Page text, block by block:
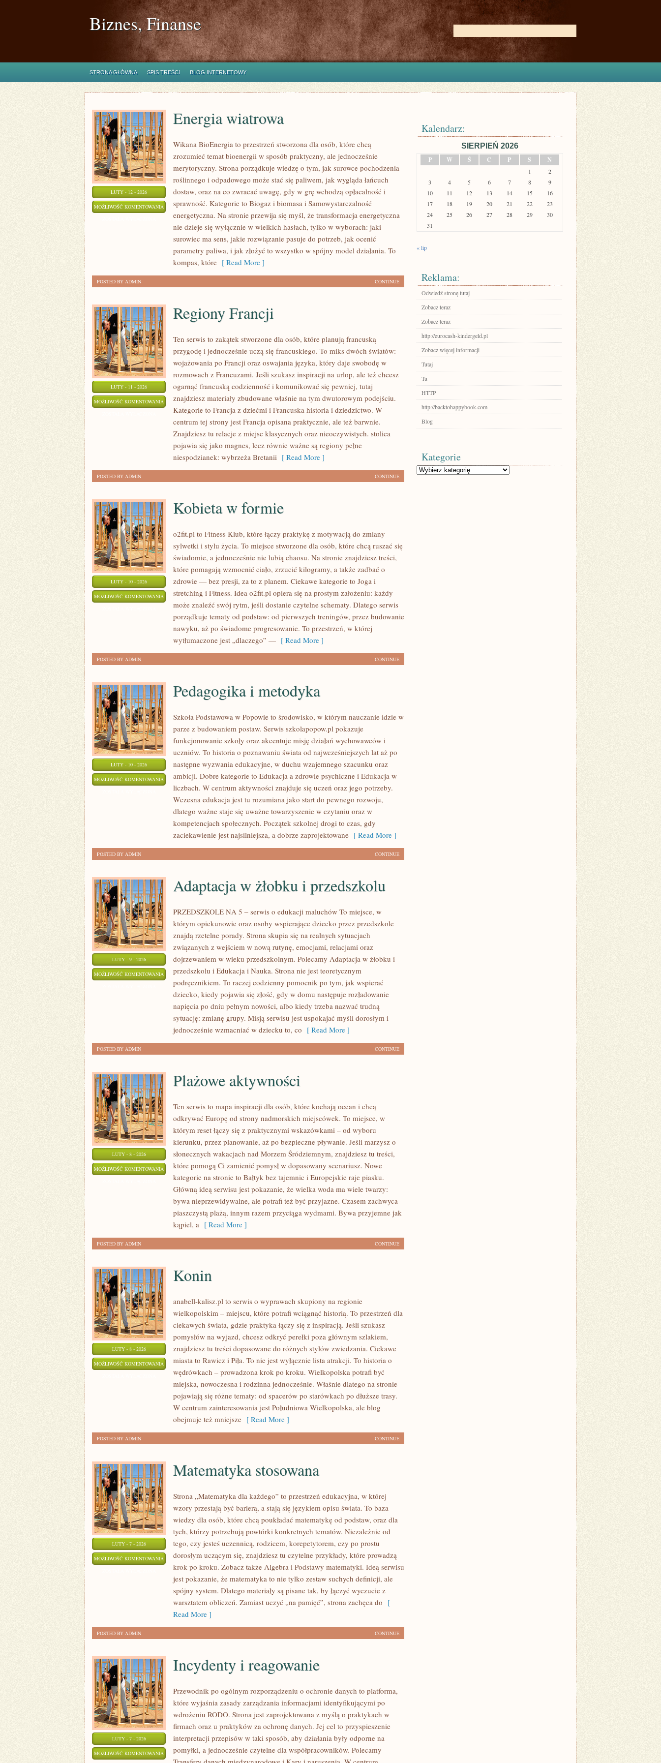
Biznes, Finanse
STRONA GŁÓWNA SPIS TREŚCI BLOG INTERNETOWY
LUTY - 12 - 2026
MOŻLIWOŚĆ KOMENTOWANIA ENERGIA
WIATROWA
Energia wiatrowa
Wikana BioEnergia to przestrzeń stworzona dla osób, które chcą
zrozumieć temat bioenergii w sposób praktyczny, ale jednocześnie
merytoryczny. Strona porządkuje wiedzę o tym, jak surowce pochodzenia
roślinnego i odpadowego może stać się paliwem, jak wygląda łańcuch
dostaw, oraz na co zwracać uwagę, gdy w grę wchodzą opłacalność i
sprawność. Kategorie to Biogaz i biomasa i Samowystarczalność
energetyczna. Na stronie przewija się myśl, że transformacja energetyczna
nie dzieje się wyłącznie w wielkich hasłach, tylko w wyborach: jaki
surowiec ma sens, jakie rozwiązanie pasuje do potrzeb, jak ocenić
parametry paliwa, i jak złożyć to wszystko w spójny model działania. To
kompas, które [ Read More ]
CONTINUE
POSTED BY ADMIN
LUTY - 11 - 2026
MOŻLIWOŚĆ KOMENTOWANIA REGIONY
FRANCJI
Regiony Francji
Ten serwis to zakątek stworzone dla osób, które planują francuską
przygodę i jednocześnie uczą się francuskiego. To miks dwóch światów:
wojażowania po Francji oraz oswajania języka, który daje swobodę w
rozmowach z Francuzami. Jeśli szukasz inspiracji na urlop, ale też chcesz
ogarnąć francuską codzienność i komunikować się pewniej, tutaj
znajdziesz materiały zbudowane właśnie na tym dwutorowym podejściu.
Kategorie to Francja z dziećmi i Francuska historia i dziedzictwo. W
centrum tej strony jest Francja opisana praktycznie, ale też barwnie.
Znajdziesz tu relacje z miejsc klasycznych oraz nieoczywistych. stolica
pojawia się jako magnes, lecz równie ważne są regiony pełne
niespodzianek: wybrzeża Bretanii [ Read More ]
CONTINUE
POSTED BY ADMIN
LUTY - 10 - 2026
MOŻLIWOŚĆ KOMENTOWANIA KOBIETA
FORMIE
Kobieta w formie
o2fit.pl to Fitness Klub, które łączy praktykę z motywacją do zmiany
sylwetki i stylu życia. To miejsce stworzone dla osób, które chcą ruszać się
świadomie, a jednocześnie nie lubią chaosu. Na stronie znajdziesz treści,
które pomagają wzmocnić ciało, zrzucić kilogramy, a także zadbać o
zdrowie — bez presji, za to z planem. Ciekawe kategorie to Joga i
stretching i Fitness. Idea o2fit.pl opiera się na prostym założeniu: każdy
może znaleźć swój rytm, jeśli dostanie czytelne schematy. Dlatego serwis
porządkuje tematy od podstaw: od pierwszych treningów, przez budowanie
nawyku, aż po świadome progresowanie. To przestrzeń, w której
wytłumaczone jest „dlaczego” — [ Read More ]
CONTINUE
POSTED BY ADMIN
LUTY - 10 - 2026
MOŻLIWOŚĆ KOMENTOWANIA PEDAGOGIKA
METODYKA
Pedagogika i metodyka
Szkoła Podstawowa w Popowie to środowisko, w którym nauczanie idzie w
parze z budowaniem postaw. Serwis szkolapopow.pl pokazuje
funkcjonowanie szkoły oraz akcentuje misję działań wychowawców i
uczniów. To historia o poznawaniu świata od najwcześniejszych lat aż po
następne wyzwania edukacyjne, w duchu wzajemnego szacunku oraz
ambicji. Dobre kategorie to Edukacja a zdrowie psychiczne i Edukacja w
liczbach. W centrum aktywności znajduje się uczeń oraz jego potrzeby.
Wczesna edukacja jest tu rozumiana jako start do pewnego rozwoju,
dlatego ważne staje się uważne towarzyszenie w czytaniu oraz w
kompetencjach społecznych. Początek szkolnej drogi to czas, gdy
zaciekawienie jest najsilniejsza, a dobrze zaprojektowane [ Read More ]
CONTINUE
POSTED BY ADMIN
LUTY - 9 - 2026
MOŻLIWOŚĆ KOMENTOWANIA ADAPTACJA
ŻŁOBKU
PRZEDSZKOLU
Adaptacja w żłobku i przedszkolu
PRZEDSZKOLE NA 5 – serwis o edukacji maluchów To miejsce, w
którym opiekunowie oraz osoby wspierające dziecko przez przedszkole
znajdą rzetelne porady. Strona skupia się na realnych sytuacjach
związanych z wejściem w nową rutynę, emocjami, relacjami oraz
dojrzewaniem w wieku przedszkolnym. Polecamy Adaptacja w żłobku i
przedszkolu i Edukacja i Nauka. Strona nie jest teoretycznym
podręcznikiem. To raczej codzienny pomocnik po tym, jak wspierać
dziecko, kiedy pojawia się złość, gdy w domu następuje rozładowanie
napięcia po dniu pełnym nowości, albo kiedy trzeba nazwać trudną
sytuację: zmianę grupy. Misją serwisu jest uspokajać myśli dorosłym i
jednocześnie wzmacniać w dziecku to, co [ Read More ]
CONTINUE
POSTED BY ADMIN
LUTY - 8 - 2026
MOŻLIWOŚĆ KOMENTOWANIA PLAŻOWE
AKTYWNOŚCI
Plażowe aktywności
Ten serwis to mapa inspiracji dla osób, które kochają ocean i chcą
odkrywać Europę od strony nadmorskich miejscówek. To miejsce, w
którym reset łączy się z praktycznymi wskazówkami – od wyboru
kierunku, przez planowanie, aż po bezpieczne pływanie. Jeśli marzysz o
słonecznych wakacjach nad Morzem Śródziemnym, znajdziesz tu treści,
które pomogą Ci zamienić pomysł w dopasowany scenariusz. Nowe
kategorie na stronie to Bałtyk bez tajemnic i Europejskie raje piasku.
Główną ideą serwisu jest pokazanie, że wielka woda ma wiele twarzy:
bywa nieprzewidywalne, ale potrafi też być przyjazne. Czasem zachwyca
piaszczystą plażą, innym razem przyciąga wydmami. Bywa przyjemne jak
kąpiel, a [ Read More ]
CONTINUE
POSTED BY ADMIN
LUTY - 8 - 2026
MOŻLIWOŚĆ KOMENTOWANIA KONIN
Konin
anabell-kalisz.pl to serwis o wyprawach skupiony na regionie
wielkopolskim – miejscu, które potrafi wciągnąć historią. To przestrzeń dla
ciekawych świata, gdzie praktyka łączy się z inspiracją. Jeśli szukasz
pomysłów na wyjazd, chcesz odkryć perełki poza głównym szlakiem,
znajdziesz tu treści dopasowane do różnych stylów zwiedzania. Ciekawe
miasta to Rawicz i Piła. To nie jest wyłącznie lista atrakcji. To historia o
wędrówkach – prowadzona krok po kroku. Wielkopolska potrafi być
miejska, nowoczesna i rodzinna jednocześnie. Właśnie dlatego na stronie
pojawiają się różne tematy: od spacerów po starówkach po dłuższe trasy.
W centrum zainteresowania jest Południowa Wielkopolska, ale blog
obejmuje też mniejsze [ Read More ]
CONTINUE
POSTED BY ADMIN
LUTY - 7 - 2026
MOŻLIWOŚĆ KOMENTOWANIA MATEMATYKA
STOSOWANA
Matematyka stosowana
Strona „Matematyka dla każdego” to przestrzeń edukacyjna, w której
wzory przestają być barierą, a stają się językiem opisu świata. To baza
wiedzy dla osób, które chcą poukładać matematykę od podstaw, oraz dla
tych, którzy potrzebują powtórki konkretnych tematów. Niezależnie od
tego, czy jesteś uczennicą, rodzicem, korepetytorem, czy po prostu
dorosłym uczącym się, znajdziesz tu czytelne przykłady, które prowadzą
krok po kroku. Zobacz także Algebra i Podstawy matematyki. Ideą serwisu
jest pokazanie, że matematyka to nie tylko zestaw suchych definicji, ale
spójny system. Dlatego materiały są pisane tak, by łączyć wyczucie z
warsztatem obliczeń. Zamiast uczyć „na pamięć”, strona zachęca do [
Read More ]
CONTINUE
POSTED BY ADMIN
LUTY - 7 - 2026
MOŻLIWOŚĆ KOMENTOWANIA INCYDENTY
Incydenty i reagowanie
Przewodnik po ogólnym rozporządzeniu o ochronie danych to platforma,
które wyjaśnia zasady zarządzania informacjami identyfikującymi po
wdrożeniu RODO. Strona jest zaprojektowana z myślą o praktykach w
firmach oraz u praktyków za ochronę danych. Jej cel to przyspieszenie
interpretacji przepisów w taki sposób, aby działania były odporne na
pomyłki, a jednocześnie czytelne dla współpracowników. Polecamy
Kalendarz:
SIERPIEŃ 2026
P
W Ś C P S N
1
2
3
4 5 6 7 8
9
10
11 12 13 14 15
16
17
18 19 20 21 22
23
24
25 26 27 28 29
30
31
« lip
Reklama:
Odwiedź stronę tutaj
Zobacz teraz
Zobacz teraz
http://eurocash-kindergeld.pl
Zobacz więcej informacji
Tutaj
Tu
HTTP
http://backtohappybook.com
Blog
Kategorie
Kategorie